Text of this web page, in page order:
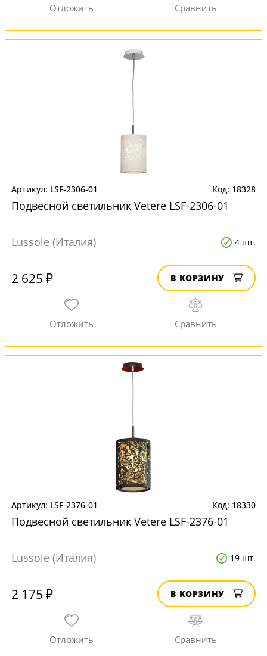
LSF-2306-01 18328
Подвесной светильник Vetere LSF-2306-01
Lussole (Италия) 4 шт.
2 625 ₽ В КОРЗИНУ
LSF-2376-01 18330
Подвесной светильник Vetere LSF-2376-01
Lussole (Италия) 19 шт.
2 175 ₽ В КОРЗИНУ